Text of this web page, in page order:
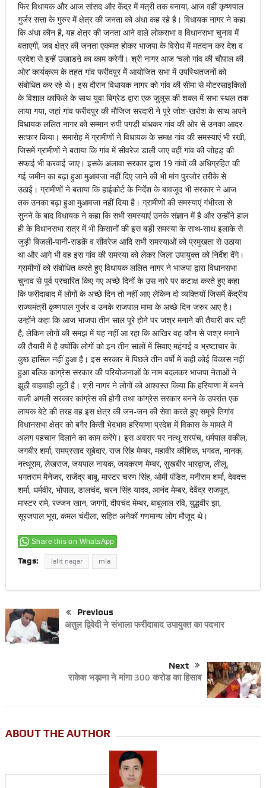
फिर विधायक और आज सांसद और केंद्र में मंत्री तक बनाया, आज वहीं कृष्णपाल
गुर्जर सत्ता के गुरुर में क्षेत्र की जनता को अंधा कह रहे है। विधायक नागर ने कहा
कि अंधा कौन है, यह क्षेत्र की जनता आने वाले लोकसभा व विधानसभा चुनाव में
बताएगी, जब क्षेत्र की जनता एकमत होकर भाजपा के विरोध में मतदान कर देश व
प्रदेश से इन्हें उखाडऩे का काम करेगी। श्री नागर आज ‘चलो गांव की चौपाल की
ओर’ कार्यक्रम के तहत गांव फरीदपुर मेें आयोजित सभा में उपस्थितजनों को
संबोधित कर रहे थे। इस दौरान विधायक नागर को गांव की सीमा से मोटरसाइकिलों
के विशाल काफिले के साथ युवा बिग्रेड द्वारा एक जुलूस की शक्ल में सभा स्थल तक
लाया गया, जहां गांव फरीदपुर की मौजिज सरदारी ने पूरे जोश-खरोश के साथ अपने
विधायक ललित नागर को सम्मान रुपी पगड़ी बांधकर गांव की ओर से उनका आदर-
सत्कार किया। समारोह में ग्रामीणों ने विधायक के समक्ष गांव की समस्याएं भी रखी,
जिसमें ग्रामीणों ने बताया कि गांव में सीवरेज डाली जाए वहीं गांव की जोहड़् की
सफाई भी करवाई जाए। इसके अलावा सरकार द्वारा 19 गांवों की अधिग्रहित की
गई जमीन का बढ़ा हुआ मुआवजा नहीं दिए जाने की भी मांग पुरजोर तरीके से
उठाई। ग्रामीणों ने बताया कि हाईकोर्ट के निर्देश के बावजूद भी सरकार ने आज
तक उनका बढ़ा हुआ मुआवजा नहीं दिया है। ग्रामीणों की समस्याएं गंभीरता से
सुनने के बाद विधायक ने कहा कि सभी समस्याएं उनके संज्ञान में है और उन्होंने हाल
ही के विधानसभा सत्र में भी किसानों की इस बड़ी समस्या के साथ-साथ इलाके से
जुड़ी बिजली-पानी-सडक़ें व सीवरेज आदि सभी समस्याओं को प्रमुखता से उठाया
था और आगे भी वह इस गांव की समस्या को लेकर जिला उपायुक्त को निर्देश देंगे।
ग्रामीणों को संबोधित करते हुए विधायक ललित नागर ने भाजपा द्वारा विधानसभा
चुनाव से पूर्व प्रचारित किए गए अच्छे दिनों के उस नारे पर कटाक्ष करते हुए कहा
कि फरीदाबाद में लोगों के अच्छे दिन तो नहीं आए लेकिन दो व्यक्तियों जिसमें केंद्रीय
राज्यमंत्री कृष्णपाल गुर्जर व उनके राजपाल मामा के अच्छे दिन जरुर आए है।
उन्होंने कहा कि आज भाजपा तीन साल पूरे होने पर जश्र मनाने की तैयारी कर रही
है, लेकिन लोगों की समझ में यह नहीं आ रहा कि आखिर वह कौन से जश्र मनाने
की तैयारी में है क्योंकि लोगों को इन तीन सालों में सिवाए महंगाई व भ्रष्टाचार के
कुछ हासिल नहीं हुआ है। इस सरकार में पिछले तीन वर्षाे में कही कोई विकास नहीं
हुआ बल्कि कांग्रेस सरकार की परियोजनाओं के नाम बदलकर भाजपा नेताओं ने
झूठी वाहवाही लूटी है। श्री नागर ने लोगों को आश्वस्त किया कि हरियाणा में बनने
वाली अगली सरकार कांग्रेस की होगी तथा कांग्रेस सरकार बनने के उपरांत एक
लायक बेटे की तरह वह इस क्षेत्र की जन-जन की सेवा करते हुए समूचे तिगांव
विधानसभा क्षेत्र को बगैर किसी भेदभाव हरियाणा प्रदेश में विकास के मामले में
अलग पहचान दिलाने का काम करेंगे। इस अवसर पर नत्थू सरपंच, धर्मपाल वकील,
जगबीर शर्मा, रामप्रसाद सूबेदार, राज सिंह मेम्बर, महावीर कौशिक, भगवत, नानक,
नत्थूराम, लेखराज, जयपाल नायक, जयकरण मेम्बर, सुखबीर भारद्वाज, लीलू,
भगतराम मैनेजर, राजेंद्र बाबू, मास्टर चरण सिंह, ओमी पंडित, मनीराम शर्मा, देवदत्त
शर्मा, धर्मवीर, भोपाल, डालचंद, चरन सिंह यादव, आनंद मेम्बर, देवेंद्र राजपूत,
मास्टर रामे, रज्जन खान, जगगी, दीपचंद मेम्बर, बाबूलाल रवि, युद्धवीर झा,
सूरजपाल भूरा, कमल चंदीला, सहित अनेकों गणमान्य लोग मौजूद थे।
Share this on WhatsApp
Tags: lalit nagar mla
Previous
अतुल द्विवेदी ने संभाला फरीदाबाद उपायुक्त का पदभार
Next
राकेश भड़ाना ने मांगा 300 करोड का हिसाब
ABOUT THE AUTHOR